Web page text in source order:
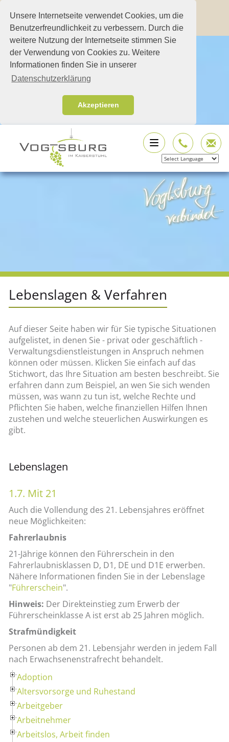
Unsere Internetseite verwendet Cookies, um die
Benutzerfreundlichkeit zu verbessern. Durch die
weitere Nutzung der Internetseite stimmen Sie
der Verwendung von Cookies zu. Weitere
Informationen finden Sie in unserer
Datenschutzerklärung
Akzeptieren
Lebenslagen & Verfahren
Auf dieser Seite haben wir für Sie typische Situationen
aufgelistet, in denen Sie - privat oder geschäftlich -
Verwaltungsdienstleistungen in Anspruch nehmen
können oder müssen. Klicken Sie einfach auf das
Stichwort, das Ihre Situation am besten beschreibt. Sie
erfahren dann zum Beispiel, an wen Sie sich wenden
müssen, was wann zu tun ist, welche Rechte und
Pflichten Sie haben, welche finanziellen Hilfen Ihnen
zustehen und welche steuerlichen Auswirkungen es
gibt.
Lebenslagen
1.7. Mit 21
Auch die Vollendung des 21. Lebensjahres eröffnet
neue Möglichkeiten:
Fahrerlaubnis
21-Jährige können den Führerschein in den
Fahrerlaubnisklassen D, D1, DE und D1E erwerben.
Nähere Informationen finden Sie in der Lebenslage
"Führerschein".
Hinweis: Der Direkteinstieg zum Erwerb der
Führerscheinklasse A ist erst ab 25 Jahren möglich.
Strafmündigkeit
Personen ab dem 21. Lebensjahr werden in jedem Fall
nach Erwachsenenstrafrecht behandelt.
Adoption
Altersvorsorge und Ruhestand
Arbeitgeber
Arbeitnehmer
Arbeitslos, Arbeit finden